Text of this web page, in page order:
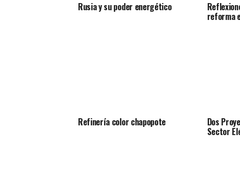
Rusia y su poder energético
reforma
Refinería color chapopote Dos
Sector